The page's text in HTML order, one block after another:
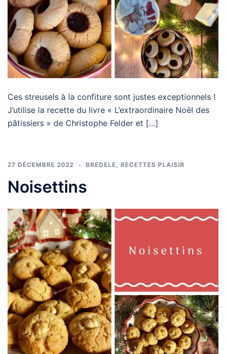
Ces streusels à la confiture sont justes exceptionnels !
J’utilise la recette du livre « L’extraordinaire Noël des
pâtissiers » de Christophe Felder et […]
27 DÉCEMBRE 2022 BREDELE, RECETTES PLAISIR
Noisettins